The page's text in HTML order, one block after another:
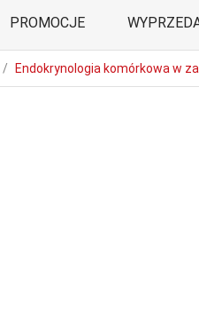
PROMOCJE
Endokrynologia komórkowa w